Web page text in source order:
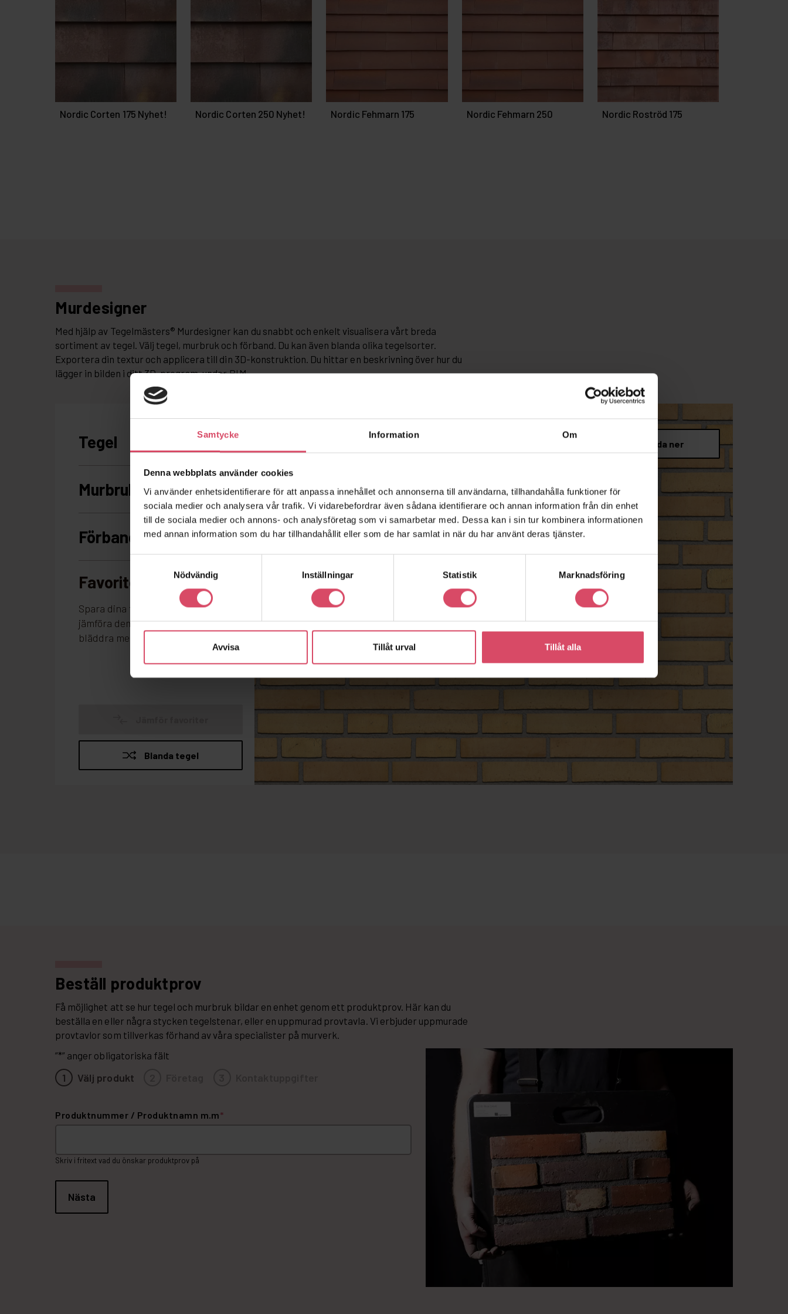
Samtycke Information Om
Denna webbplats använder cookies
Vi använder enhetsidentifierare för att anpassa innehållet och annonserna till användarna, tillhandahålla funktioner för
sociala medier och analysera vår trafik. Vi vidarebefordrar även sådana identifierare och annan information från din enhet
till de sociala medier och annons- och analysföretag som vi samarbetar med. Dessa kan i sin tur kombinera informationen
med annan information som du har tillhandahållit eller som de har samlat in när du har använt deras tjänster.
Nödvändig
Inställningar Statistik Marknadsföring
Avvisa Tillåt urval Tillåt alla
Nordic Corten 175 Nyhet! Nordic Corten 250 Nyhet! Nordic Fehmarn 175 Nordic Fehmarn 250 Nordic Roströd 175
Murdesigner
Med hjälp av Tegelmästers® Murdesigner kan du snabbt och enkelt visualisera vårt breda
sortiment av tegel. Välj tegel, murbruk och förband. Du kan även blanda olika tegelsorter.
Exportera din textur och applicera till din 3D-konstruktion. Du hittar en beskrivning över hur du
lägger in bilden i ditt 3D-program, underBIM.
Beställ produktprov
Få möjlighet att se hur tegel och murbruk bildar en enhet genom ett produktprov. Här kan du
beställa en eller några stycken tegelstenar, eller en uppmurad provtavla. Vi erbjuder uppmurade
provtavlor som tillverkas förhand av våra specialister på murverk.
”*” anger obligatoriska fält
1 Välj produkt
Produktnummer / Produktnamn m.m*
Skriv i fritext vad du önskar produktprov på